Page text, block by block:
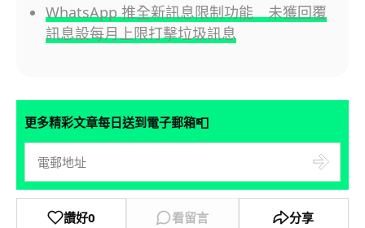
WhatsApp 推全新訊息限制功能 未獲回覆
訊息設每月上限打擊垃圾訊息
更多精彩文章每日送到電子郵箱📮
讚好0 看留言 分享